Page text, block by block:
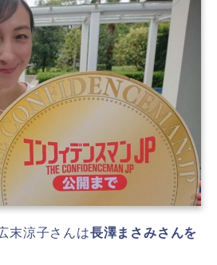
末涼子さんは長澤まさみさんを